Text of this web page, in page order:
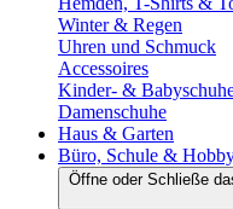
Winter & Regen
Uhren und Schmuck
Accessoires
Kinder- &
Damenschuhe
Haus & Garten
Büro, Schule &
Öffne oder Schließe